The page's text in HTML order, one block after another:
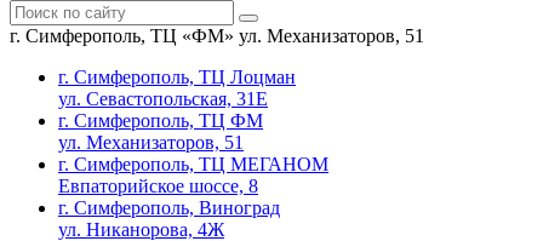
г. Симферополь, ТЦ «ФМ» ул. Механизаторов, 51
г. Симферополь, ТЦ Лоцман
ул. Севастопольская, 31Е
г. Симферополь, ТЦ ФМ
ул. Механизаторов, 51
г. Симферополь, ТЦ МЕГАНОМ
Евпаторийское шоссе, 8
г. Симферополь, Виноград
ул. Никанорова, 4Ж